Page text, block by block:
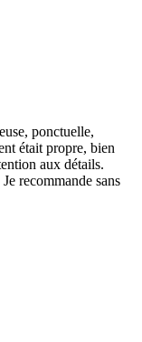
ponctuelle,
était propre, bien
aux détails.
recommande sans